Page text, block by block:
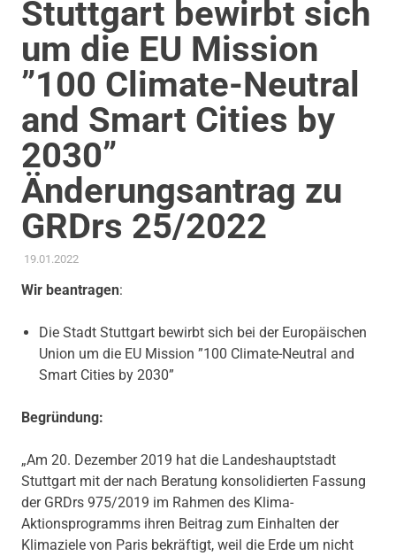
Stuttgart bewirbt sich
um die EU Mission
”100 Climate-Neutral
and Smart Cities by
2030”
Änderungsantrag zu
GRDrs 25/2022
19.01.2022ADMIN
AKTUELLES
STADTENTWICKLUNG
ARBEIT
Wir beantragen:
Die Stadt Stuttgart bewirbt sich bei der Europäischen
Union um die EU Mission ”100 Climate-Neutral and
Smart Cities by 2030”
Begründung:
„Am 20. Dezember 2019 hat die Landeshauptstadt
Stuttgart mit der nach Beratung konsolidierten Fassung
der GRDrs 975/2019 im Rahmen des Klima-
Aktionsprogramms ihren Beitrag zum Einhalten der
Klimaziele von Paris bekräftigt, weil die Erde um nicht